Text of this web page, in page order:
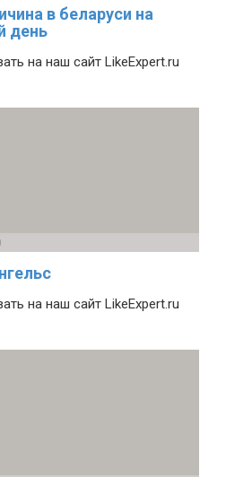
в беларуси на
день
на наш сайт LikeExpert.ru
на наш сайт LikeExpert.ru